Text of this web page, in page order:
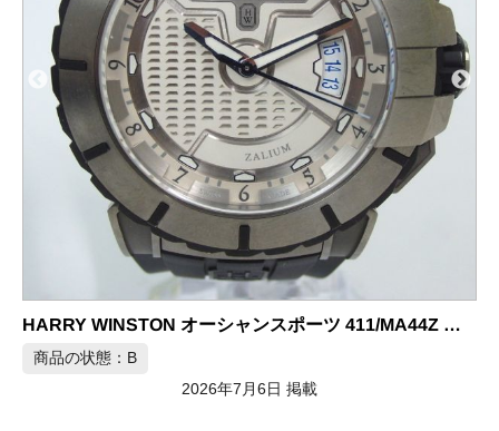
ハリーウィンストン アベニュー ミッドサイズ K18WG クォーツ
商品の状態：A
2026年7月6日 掲載